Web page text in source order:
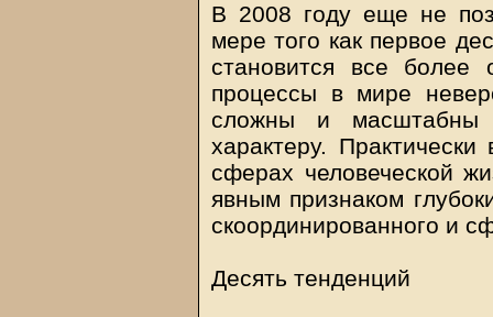
В 2008 году еще не
мере того как первое
становится все более
процессы в мире
сложны и масштабны
характеру.
сферах человеческой
явным признаком
скоординированного и
Десять тенденций